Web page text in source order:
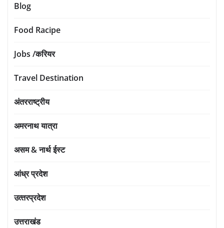
Blog
Food Racipe
Jobs /करियर
Travel Destination
अंतरराष्ट्रीय
अमरनाथ यात्रा
असम & नार्थ ईस्ट
आंध्र प्रदेश
उत्‍तरप्रदेश
उत्तराखंड